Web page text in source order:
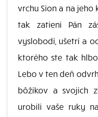
vrchu Sion a na jeho
tak zatieni Pán
vyslobodí, ušetrí a
ktorého ste tak
Lebo v ten deň
bôžikov a svojich
urobili vaše ruky